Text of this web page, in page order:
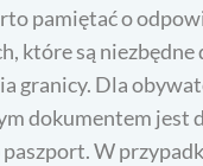
pamiętać o
które są niezbędne
granicy. Dla
dokumentem jest
W